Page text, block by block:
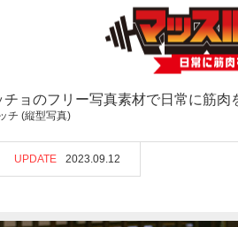
チョのフリー写真素材で日常に筋肉
チ (縦型写真)
UPDATE 2023.09.12